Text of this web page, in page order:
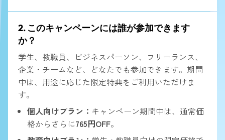
2. このキャンペーンには誰が参加できます
か？
学生、教職員、ビジネスパーソン、フリーランス、
企業・チームなど、どなたでも参加できます。期間
中は、用途に応じた限定特典をご利用いただけま
す。
個人向けプラン： キャンペーン期間中は、通常価
格からさらに765円OFF。